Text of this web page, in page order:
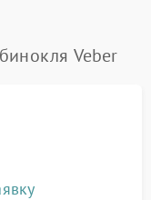
Veber